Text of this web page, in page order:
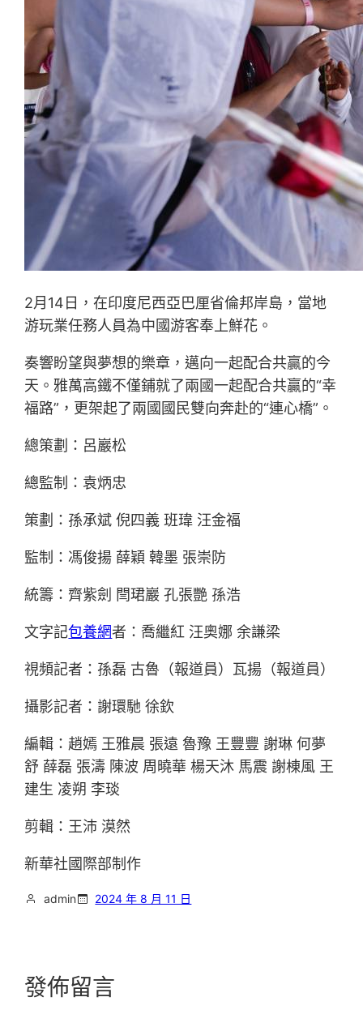
2月14日，在印度尼西亞巴厘省倫邦岸島，當地
游玩業任務人員為中國游客奉上鮮花。
奏響盼望與夢想的樂章，邁向一起配合共贏的今
天。雅萬高鐵不僅鋪就了兩國一起配合共贏的“幸
福路”，更架起了兩國國民雙向奔赴的“連心橋”。
總策劃：呂巖松
總監制：袁炳忠
策劃：孫承斌 倪四義 班瑋 汪金福
監制：馮俊揚 薛穎 韓墨 張崇防
統籌：齊紫劍 閆珺巖 孔張艷 孫浩
文字記包養網者：喬繼紅 汪奧娜 余謙梁
視頻記者：孫磊 古魯（報道員）瓦揚（報道員）
攝影記者：謝環馳 徐欽
編輯：趙嫣 王雅晨 張遠 魯豫 王豐豐 謝琳 何夢
舒 薛磊 張濤 陳波 周曉華 楊天沐 馬震 謝棟風 王
建生 凌朔 李琰
剪輯：王沛 漠然
新華社國際部制作
admin 2024 年 8 月 11 日
發佈留言